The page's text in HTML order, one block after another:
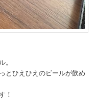
とひえひえのビールが飲め
！